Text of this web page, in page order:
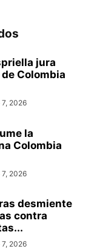
jura
Colombia
2026
la
Colombia
2026
desmiente
contra
2026